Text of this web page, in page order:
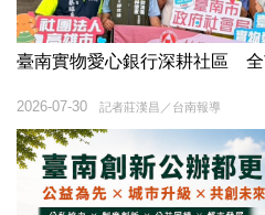
臺南實物愛心銀行深耕社區
記者莊漢昌／台南報導
2026-07-30